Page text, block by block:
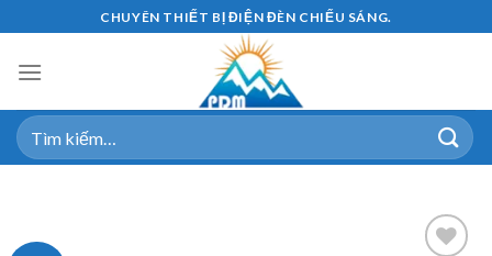
to
content
CHUYÊN THIẾT BỊ ĐIỆN ĐÈN CHIẾU SÁNG.
Tìm
kiếm: